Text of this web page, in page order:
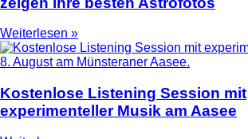
Weiterlesen »
Kostenlose Listening Session mit
experimenteller Musik am Aasee